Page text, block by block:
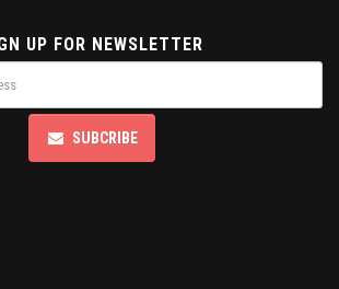
UP FOR NEWSLETTER
SUBCRIBE